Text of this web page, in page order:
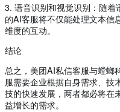
3. 语音识别和视觉识别：随
的AI客服将不仅能处理文本信
维度的互动。
结论
总之，美团AI私信客服与螳螂
服需要企业根据自身需求、技
技的快速发展，两者都必将在
益增长的需求。